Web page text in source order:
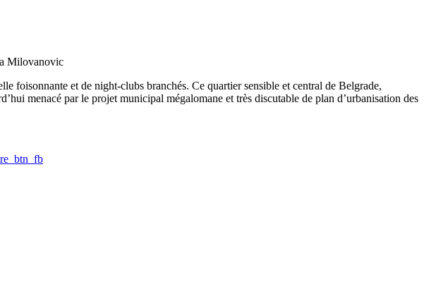
Milovanovic
foisonnante et de night-clubs branchés. Ce quartier sensible et central de Belgrade,
menacé par le projet municipal mégalomane et très discutable de plan d’urbanisation des